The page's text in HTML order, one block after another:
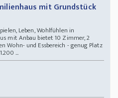
mit Grundstück
Leben, Wohlfühlen in
mit Anbau bietet 10 Zimmer, 2
Wohn- und Essbereich - genug Platz
...